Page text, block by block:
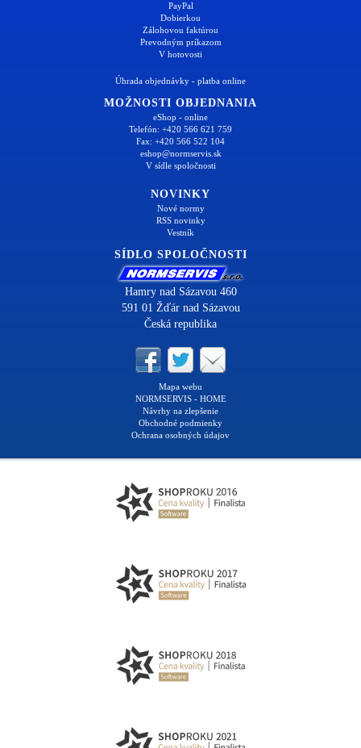
PayPal
Dobierkou
Zálohovou faktúrou
Prevodným príkazom
V hotovosti
Úhrada objednávky - platba online
MOŽNOSTI OBJEDNANIA
eShop - online
Telefón: +420 566 621 759
Fax: +420 566 522 104
eshop@normservis.sk
V sídle spoločnosti
NOVINKY
Nové normy
RSS novinky
Vestník
SÍDLO SPOLOČNOSTI
Hamry nad Sázavou 460
591 01 Žďár nad Sázavou
Česká republika
Mapa webu
NORMSERVIS - HOME
Návrhy na zlepšenie
Obchodné podmienky
Ochrana osobných údajov